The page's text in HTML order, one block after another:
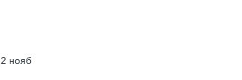
2 нояб